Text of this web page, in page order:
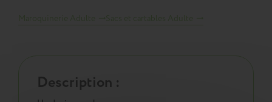
Description :